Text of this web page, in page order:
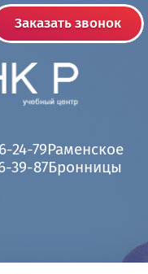
Заказать звонок
24-79Раменское
39-87Бронницы